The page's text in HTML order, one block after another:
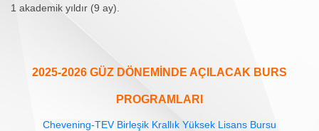
1 akademik yıldır (9 ay).
2025-2026 GÜZ DÖNEMİNDE AÇILACAK BURS
PROGRAMLARI
Chevening-TEV Birleşik Krallık Yüksek Lisans Bursu